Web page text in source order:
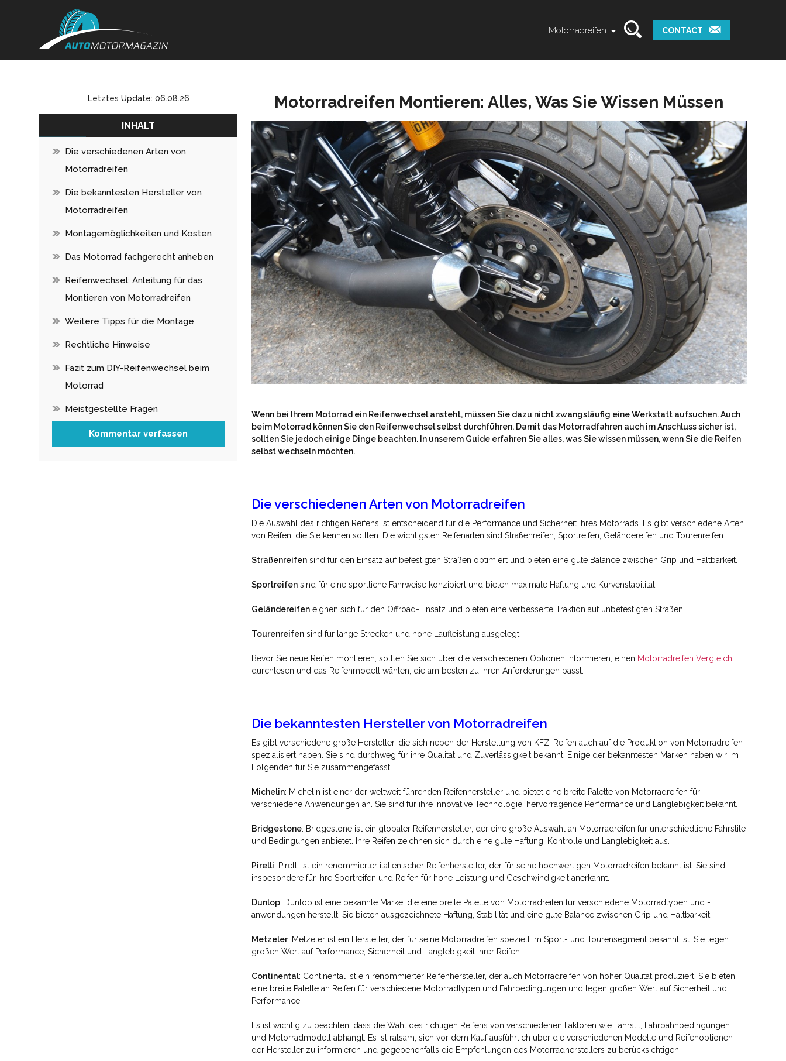
Motorradreifen CONTACT
Letztes Update: 06.08.26
INHALT
Die verschiedenen Arten von
Motorradreifen
Die bekanntesten Hersteller von
Motorradreifen
Montagemöglichkeiten und Kosten
Das Motorrad fachgerecht anheben
Reifenwechsel: Anleitung für das
Montieren von Motorradreifen
Weitere Tipps für die Montage
Rechtliche Hinweise
Fazit zum DIY-Reifenwechsel beim
Motorrad
Meistgestellte Fragen
Kommentar verfassen
Motorradreifen Montieren: Alles, Was Sie Wissen Müssen
Wenn bei Ihrem Motorrad ein Reifenwechsel ansteht, müssen Sie dazu nicht zwangsläufig eine Werkstatt aufsuchen. Auch
beim Motorrad können Sie den Reifenwechsel selbst durchführen. Damit das Motorradfahren auch im Anschluss sicher ist,
sollten Sie jedoch einige Dinge beachten. In unserem Guide erfahren Sie alles, was Sie wissen müssen, wenn Sie die Reifen
selbst wechseln möchten.
Die verschiedenen Arten von Motorradreifen
Die Auswahl des richtigen Reifens ist entscheidend für die Performance und Sicherheit Ihres Motorrads. Es gibt verschiedene Arten
von Reifen, die Sie kennen sollten. Die wichtigsten Reifenarten sind Straßenreifen, Sportreifen, Geländereifen und Tourenreifen.
Straßenreifen sind für den Einsatz auf befestigten Straßen optimiert und bieten eine gute Balance zwischen Grip und Haltbarkeit.
Sportreifen sind für eine sportliche Fahrweise konzipiert und bieten maximale Haftung und Kurvenstabilität.
Geländereifen eignen sich für den Offroad-Einsatz und bieten eine verbesserte Traktion auf unbefestigten Straßen.
Tourenreifen sind für lange Strecken und hohe Laufleistung ausgelegt.
Bevor Sie neue Reifen montieren, sollten Sie sich über die verschiedenen Optionen informieren, einen Motorradreifen Vergleich
durchlesen und das Reifenmodell wählen, die am besten zu Ihren Anforderungen passt.
Die bekanntesten Hersteller von Motorradreifen
Es gibt verschiedene große Hersteller, die sich neben der Herstellung von KFZ-Reifen auch auf die Produktion von Motorradreifen
spezialisiert haben. Sie sind durchweg für ihre Qualität und Zuverlässigkeit bekannt. Einige der bekanntesten Marken haben wir im
Folgenden für Sie zusammengefasst:
Michelin: Michelin ist einer der weltweit führenden Reifenhersteller und bietet eine breite Palette von Motorradreifen für
verschiedene Anwendungen an. Sie sind für ihre innovative Technologie, hervorragende Performance und Langlebigkeit bekannt.
Bridgestone: Bridgestone ist ein globaler Reifenhersteller, der eine große Auswahl an Motorradreifen für unterschiedliche Fahrstile
und Bedingungen anbietet. Ihre Reifen zeichnen sich durch eine gute Haftung, Kontrolle und Langlebigkeit aus.
Pirelli: Pirelli ist ein renommierter italienischer Reifenhersteller, der für seine hochwertigen Motorradreifen bekannt ist. Sie sind
insbesondere für ihre Sportreifen und Reifen für hohe Leistung und Geschwindigkeit anerkannt.
Dunlop: Dunlop ist eine bekannte Marke, die eine breite Palette von Motorradreifen für verschiedene Motorradtypen und -
anwendungen herstellt. Sie bieten ausgezeichnete Haftung, Stabilität und eine gute Balance zwischen Grip und Haltbarkeit.
Metzeler: Metzeler ist ein Hersteller, der für seine Motorradreifen speziell im Sport- und Tourensegment bekannt ist. Sie legen
großen Wert auf Performance, Sicherheit und Langlebigkeit ihrer Reifen.
Continental: Continental ist ein renommierter Reifenhersteller, der auch Motorradreifen von hoher Qualität produziert. Sie bieten
eine breite Palette an Reifen für verschiedene Motorradtypen und Fahrbedingungen und legen großen Wert auf Sicherheit und
Performance.
Es ist wichtig zu beachten, dass die Wahl des richtigen Reifens von verschiedenen Faktoren wie Fahrstil, Fahrbahnbedingungen
und Motorradmodell abhängt. Es ist ratsam, sich vor dem Kauf ausführlich über die verschiedenen Modelle und Reifenoptionen
der Hersteller zu informieren und gegebenenfalls die Empfehlungen des Motorradherstellers zu berücksichtigen.